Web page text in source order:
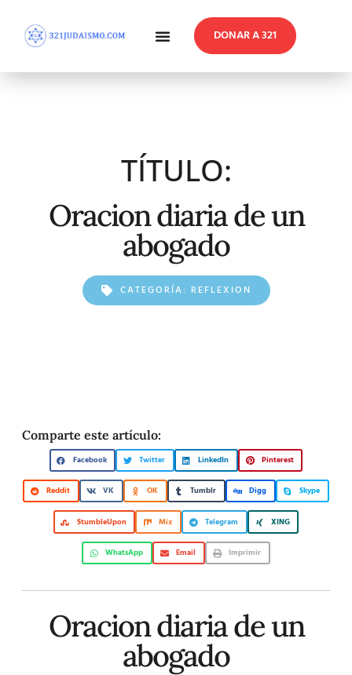
DONAR A 321
TÍTULO:
Oracion diaria de un
abogado
CATEGORÍA: REFLEXION
Comparte este artículo:
Facebook Twitter LinkedIn Pinterest
Reddit VK OK Tumblr Digg Skype
StumbleUpon Mix Telegram XING
WhatsApp Email Imprimir
Oracion diaria de un
abogado